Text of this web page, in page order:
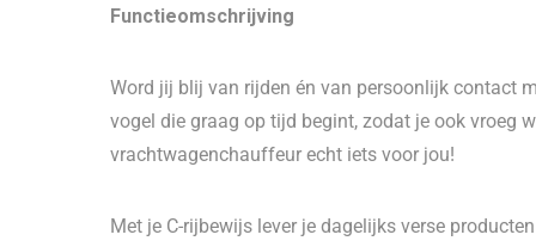
Functieomschrijving
Word jij blij van rijden én van persoonlijk contact
vogel die graag op tijd begint, zodat je ook vroeg
vrachtwagenchauffeur echt iets voor jou!
Met je C-rijbewijs lever je dagelijks verse